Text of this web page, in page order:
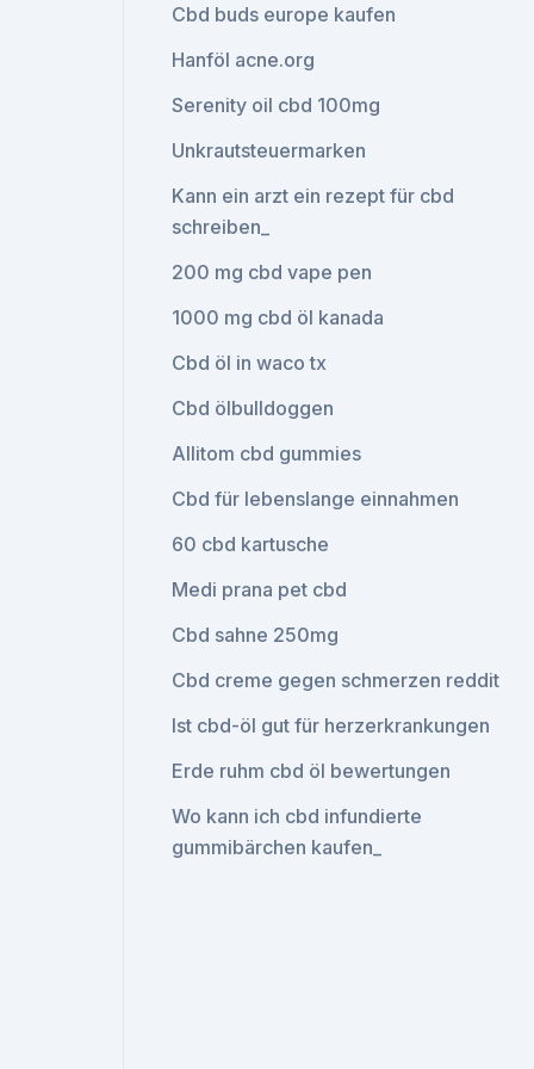
Cbd buds europe kaufen
Hanföl acne.org
Serenity oil cbd 100mg
Unkrautsteuermarken
Kann ein arzt ein rezept für cbd
schreiben_
200 mg cbd vape pen
1000 mg cbd öl kanada
Cbd öl in waco tx
Cbd ölbulldoggen
Allitom cbd gummies
Cbd für lebenslange einnahmen
60 cbd kartusche
Medi prana pet cbd
Cbd sahne 250mg
Cbd creme gegen schmerzen reddit
Ist cbd-öl gut für herzerkrankungen
Erde ruhm cbd öl bewertungen
Wo kann ich cbd infundierte
gummibärchen kaufen_